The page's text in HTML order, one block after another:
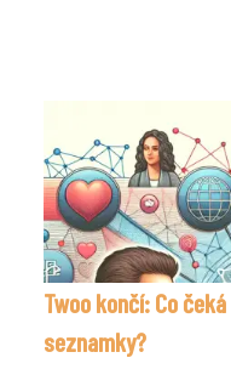
Twoo končí: Co
seznamky?